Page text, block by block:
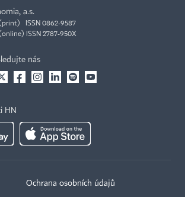
a.s.
ISSN 0862-9587
ISSN 2787-950X
nás
HN
Ochrana osobních údajů